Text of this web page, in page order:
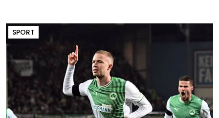
SPORT